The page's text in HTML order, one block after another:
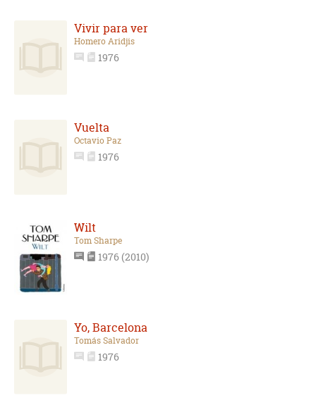
Vivir para ver
Homero Aridjis
1976
Vuelta
Octavio Paz
1976
Wilt
Tom Sharpe
1976 (2010)
Yo, Barcelona
Tomás Salvador
1976